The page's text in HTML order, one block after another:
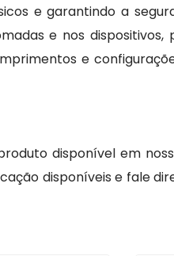
e garantindo a
e nos dispositivos,
e
disponível em
disponíveis e fale